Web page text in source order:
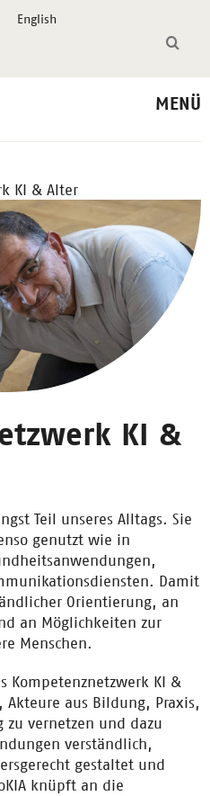
English
MENÜ
KI & Alter
KI &
Teil unseres Alltags. Sie
genutzt wie in
Damit
Orientierung, an
an Möglichkeiten zur
Menschen.
Kompetenznetzwerk KI &
Akteure aus Bildung, Praxis,
zu vernetzen und dazu
verständlich,
gestaltet und
knüpft an die